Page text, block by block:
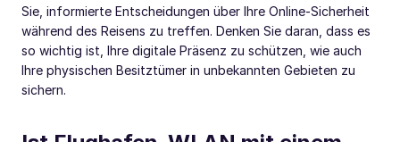
Sie, informierte Entscheidungen über Ihre Online-Sicherheit
während des Reisens zu treffen. Denken Sie daran, dass es
so wichtig ist, Ihre digitale Präsenz zu schützen, wie auch
Ihre physischen Besitztümer in unbekannten Gebieten zu
sichern.